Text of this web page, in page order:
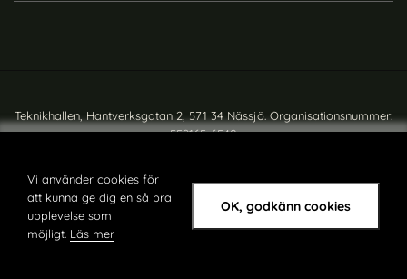
Vi använder cookies för
att kunna ge dig en så bra
upplevelse som
möjligt. Läs mer
OK, godkänn cookies
Teknikhallen, Hantverksgatan 2, 571 34 Nässjö. Organisationsnummer:
559165-6540